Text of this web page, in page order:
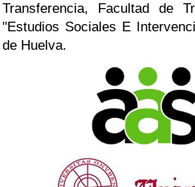
Transferencia, Facultad de
"Estudios Sociales E
de Huelva.